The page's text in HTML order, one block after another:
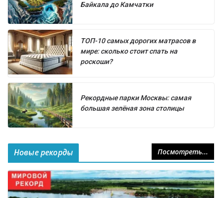
Байкала до Камчатки
ТОП-10 самых дорогих матрасов в
мире: сколько стоит спать на
роскоши?
Рекордные парки Москвы: самая
большая зелёная зона столицы
Новые рекорды Посмотреть...